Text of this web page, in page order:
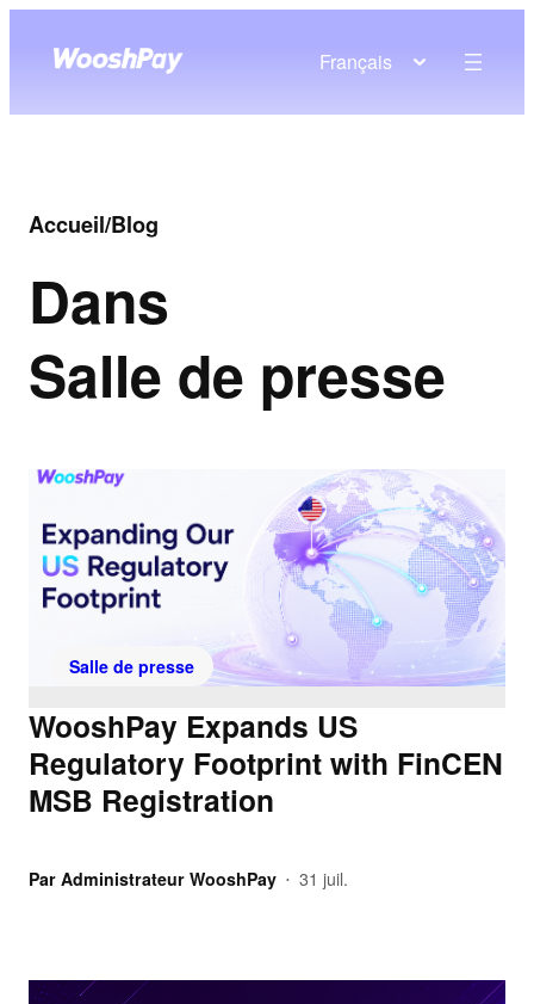
Français
Accueil/Blog
Dans
Salle de presse
Salle de presse
WooshPay Expands US
Regulatory Footprint with FinCEN
MSB Registration
Par Administrateur WooshPay • 31 juil.